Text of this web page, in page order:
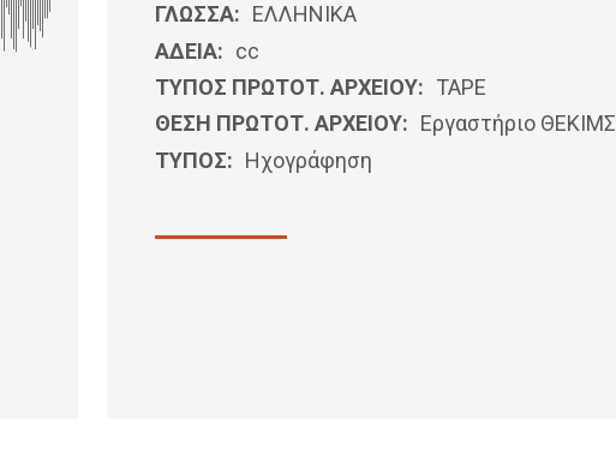
ΓΛΩΣΣΑ: ΕΛΛΗΝΙΚΆ
ΑΔΕΙΑ: cc
ΤΥΠΟΣ ΠΡΩΤΟΤ. ΑΡΧΕΙΟΥ: ΤΑΡΕ
ΘΕΣΗ ΠΡΩΤΟΤ. ΑΡΧΕΙΟΥ: Εργαστήριο ΘΕΚΙΜΣ
ΤΥΠΟΣ: Ηχογράφηση